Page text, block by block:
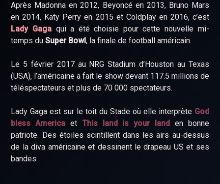
Après Madonna en 2012, Beyoncé en 2013, Bruno Mars
en 2014, Katy Perry en 2015 et Coldplay en 2016, c’est
Lady Gagaqui a été choisie pour cette nouvelle mi-
temps duSuper Bowl, la finale de football américain.
Le 5 février 2017 au NRG Stadium d’Houston au Texas
(USA), l’américaine a fait le show devant 117.5 millions de
téléspectateurs et plus de 70 000 spectateurs.
Lady Gaga est sur le toit du Stade où elle interprète God
bless America et This land is your land
en bonne
patriote. Des étoiles scintillent dans les airs au-dessus
de la diva américaine et dessinent le drapeau US et ses
bandes.